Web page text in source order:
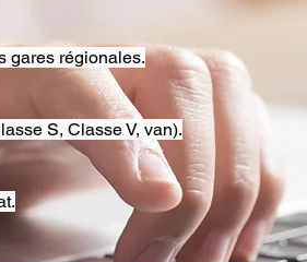
gares régionales.
S, Classe V, van).